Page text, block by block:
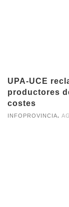
UPA-UCE
productores
costes
INFOPROVINCIA